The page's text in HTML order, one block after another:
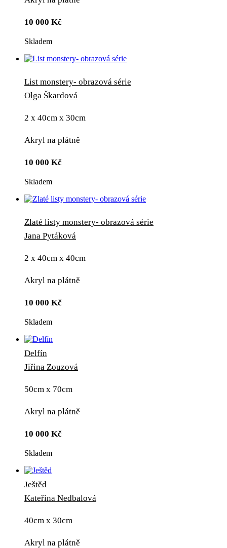
10 000 Kč
Skladem
List monstery- obrazová série
Olga Škardová
2 x 40cm x 30cm
Akryl na plátně
10 000 Kč
Skladem
Zlaté listy monstery- obrazová série
Jana Pytáková
2 x 40cm x 40cm
Akryl na plátně
10 000 Kč
Skladem
Delfín
Jiřina Zouzová
50cm x 70cm
Akryl na plátně
10 000 Kč
Skladem
Ještěd
Kateřina Nedbalová
40cm x 30cm
Akryl na plátně